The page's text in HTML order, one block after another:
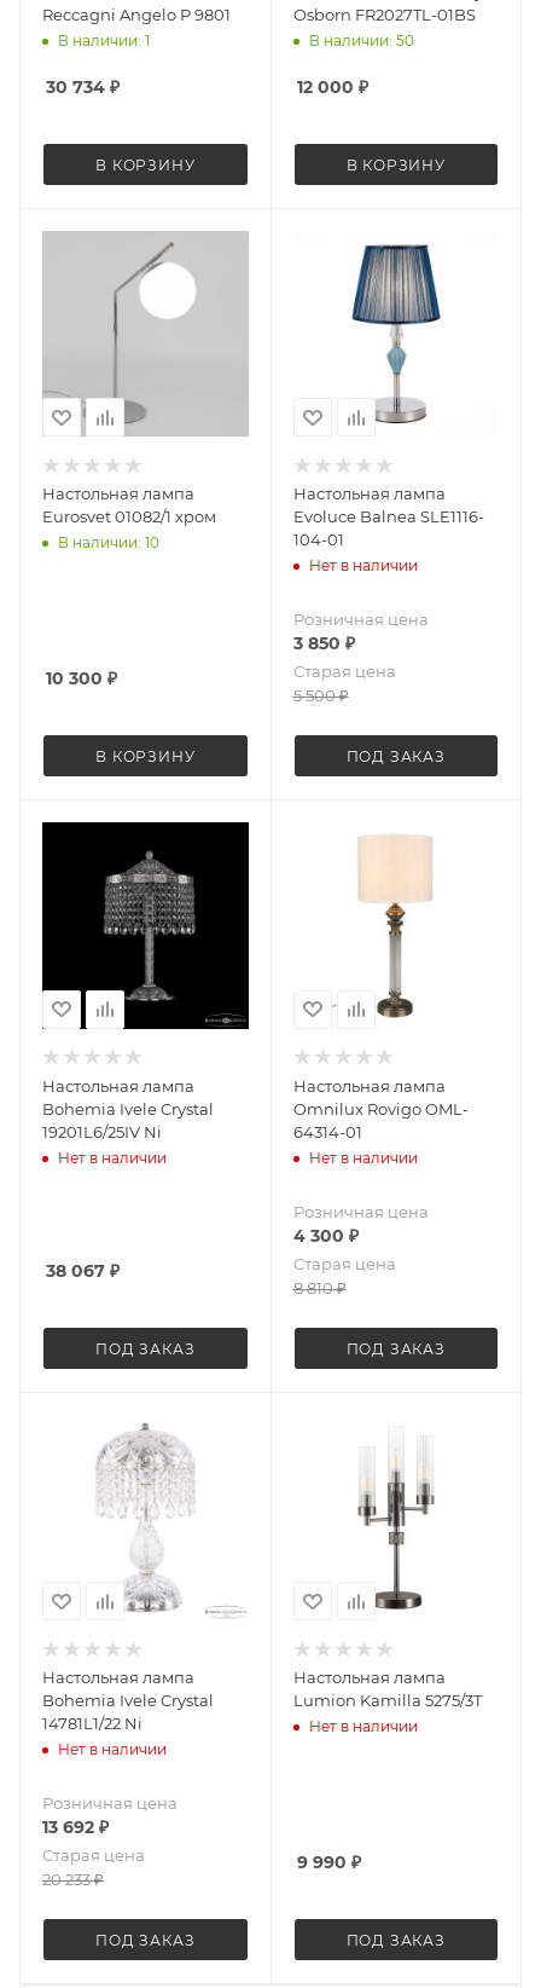
Reccagni Angelo P 9801
В наличии: 1
30 734 ₽
В КОРЗИНУ
Osborn FR2027TL-01BS
В наличии: 50
12 000 ₽
В КОРЗИНУ
Настольная лампа
Eurosvet 01082/1 хром
В наличии: 10
10 300 ₽
В КОРЗИНУ
Настольная лампа
Evoluce Balnea SLE1116-
104-01
Нет в наличии
Розничная цена
3 850 ₽
Старая цена
5 500₽
ПОД ЗАКАЗ
Настольная лампа
Bohemia Ivele Crystal
19201L6/25IV Ni
Нет в наличии
38 067 ₽
ПОД ЗАКАЗ
Настольная лампа
Omnilux Rovigo OML-
64314-01
Нет в наличии
Розничная цена
4 300 ₽
Старая цена
8 810₽
ПОД ЗАКАЗ
Настольная лампа
Bohemia Ivele Crystal
14781L1/22 Ni
Нет в наличии
Розничная цена
13 692 ₽
Старая цена
20 233₽
ПОД ЗАКАЗ
Настольная лампа
Lumion Kamilla 5275/3T
Нет в наличии
9 990 ₽
ПОД ЗАКАЗ